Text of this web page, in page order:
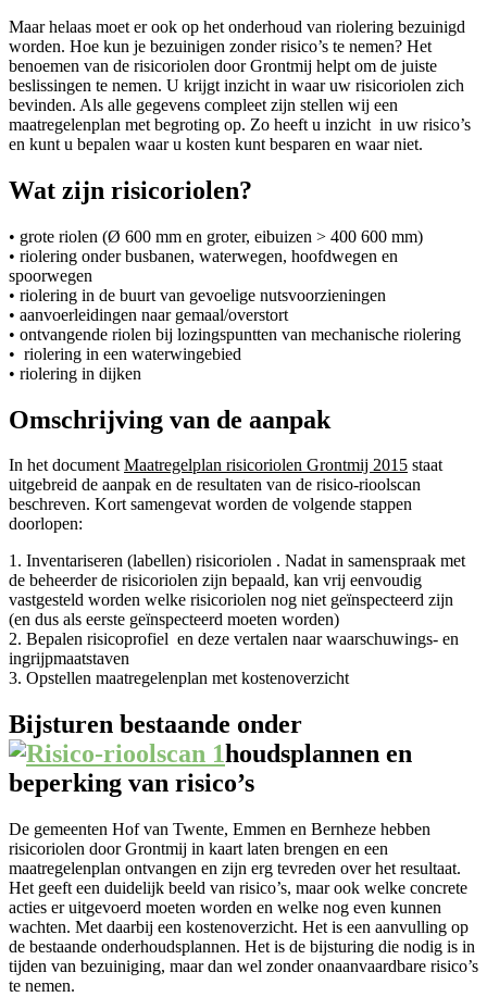
Maar helaas moet er ook op het onderhoud van riolering bezuinigd
worden. Hoe kun je bezuinigen zonder risico’s te nemen? Het
benoemen van de risicoriolen door Grontmij helpt om de juiste
beslissingen te nemen. U krijgt inzicht in waar uw risicoriolen zich
bevinden. Als alle gegevens compleet zijn stellen wij een
maatregelenplan met begroting op. Zo heeft u inzicht in uw risico’s
en kunt u bepalen waar u kosten kunt besparen en waar niet.
Wat zijn risicoriolen?
• grote riolen (Ø 600 mm en groter, eibuizen > 400 600 mm)
• riolering onder busbanen, waterwegen, hoofdwegen en
spoorwegen
• riolering in de buurt van gevoelige nutsvoorzieningen
• aanvoerleidingen naar gemaal/overstort
• ontvangende riolen bij lozingspuntten van mechanische riolering
• riolering in een waterwingebied
• riolering in dijken
Omschrijving van de aanpak
In het documentMaatregelplan risicoriolen Grontmij 2015 staat
uitgebreid de aanpak en de resultaten van de risico-rioolscan
beschreven. Kort samengevat worden de volgende stappen
doorlopen:
1. Inventariseren (labellen) risicoriolen . Nadat in samenspraak met
de beheerder de risicoriolen zijn bepaald, kan vrij eenvoudig
vastgesteld worden welke risicoriolen nog niet geïnspecteerd zijn
(en dus als eerste geïnspecteerd moeten worden)
2. Bepalen risicoprofiel en deze vertalen naar waarschuwings- en
ingrijpmaatstaven
3. Opstellen maatregelenplan met kostenoverzicht
Bijsturen bestaande onder
houdsplannen en
beperking van risico’s
De gemeenten Hof van Twente, Emmen en Bernheze hebben
risicoriolen door Grontmij in kaart laten brengen en een
maatregelenplan ontvangen en zijn erg tevreden over het resultaat.
Het geeft een duidelijk beeld van risico’s, maar ook welke concrete
acties er uitgevoerd moeten worden en welke nog even kunnen
wachten. Met daarbij een kostenoverzicht. Het is een aanvulling op
de bestaande onderhoudsplannen. Het is de bijsturing die nodig is in
tijden van bezuiniging, maar dan wel zonder onaanvaardbare risico’s
te nemen.